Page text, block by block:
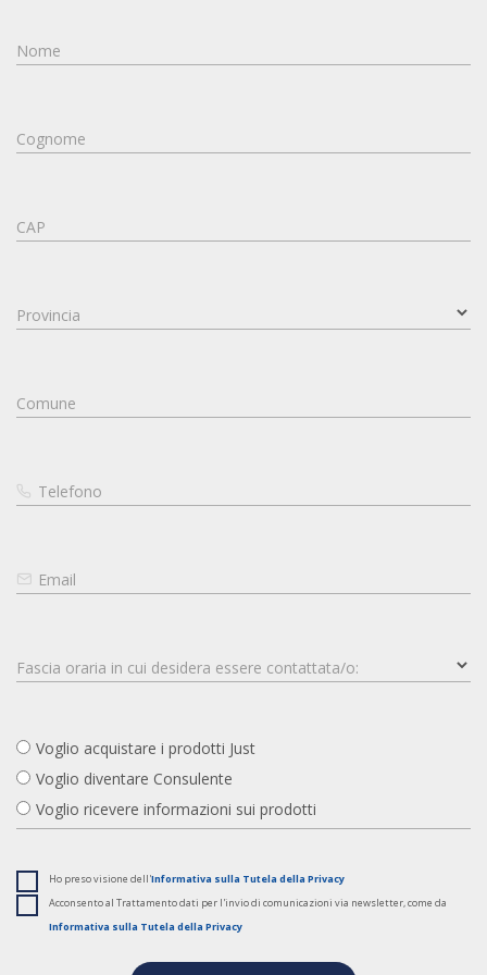
Voglio acquistare i prodotti Just
Voglio diventare Consulente
Voglio ricevere informazioni sui prodotti
Ho preso visione dell'Informativa sulla Tutela della Privacy
Acconsento al Trattamento dati per l'invio di comunicazioni via newsletter, come da
Informativa sulla Tutela della Privacy